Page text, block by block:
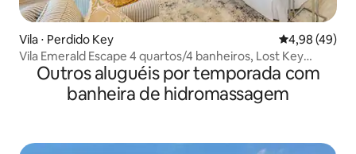
Vila ⋅ Perdido Key 4,98 de uma
4,98 (49)
Vila Emerald Escape 4 quartos/4 banheiros, Lost Key
Beach Club
Outros aluguéis por temporada com
banheira de hidromassagem